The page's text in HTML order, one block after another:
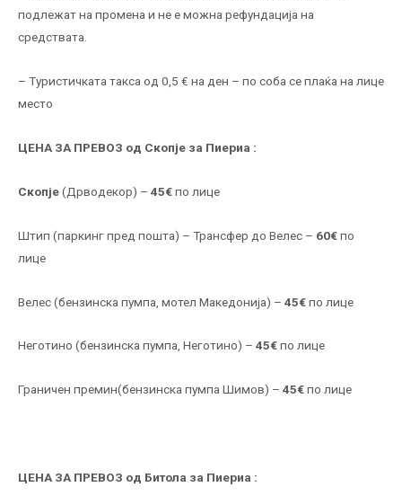
подлежат на промена и не е можна рефундација на
средствата.
– Туристичката такса од 0,5 € на ден – по соба се плаќа на лице
место
ЦЕНА ЗА ПРЕВОЗ од Скопје за Пиериа :
Скопје(Дрводекор) – 45€по лице
Штип (паркинг пред пошта) – Трансфер до Велес – 60€по
лице
Велес (бензинска пумпа, мотел Македонија) – 45€по лице
Неготино (бензинска пумпа, Неготино) – 45€по лице
Граничен премин(бензинска пумпа Шимов) – 45€по лице
ЦЕНА ЗА ПРЕВОЗ од Битола за Пиериа :